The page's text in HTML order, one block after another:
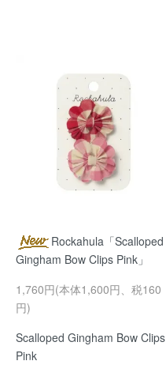
Rockahula「Scalloped
Gingham Bow Clips Pink」
1,760円(本体1,600円、税160
円)
Scalloped Gingham Bow Clips
Pink